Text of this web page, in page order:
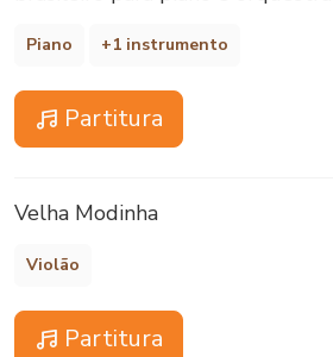
Piano +1 instrumento
Partitura
Velha Modinha
Violão
Partitura